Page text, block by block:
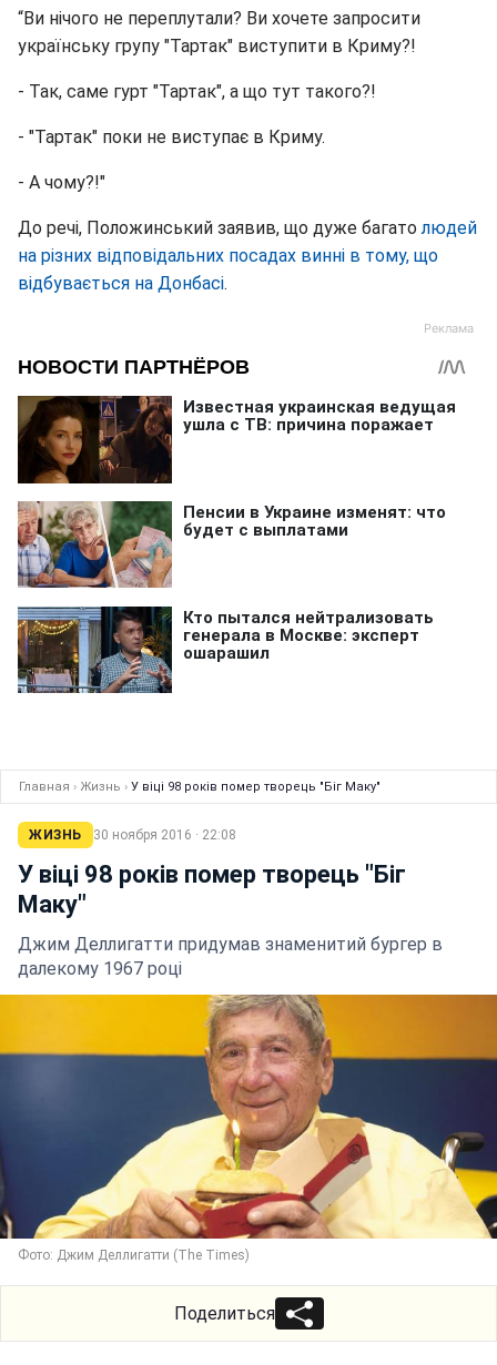
“Ви нічого не переплутали? Ви хочете запросити
українську групу "Тартак" виступити в Криму?!
- Так, саме гурт "Тартак", а що тут такого?!
- "Тартак" поки не виступає в Криму.
- А чому?!"
До речі, Положинський заявив, що дуже багатолюдей
на різних відповідальних посадах винні в тому, що
відбувається на Донбасі.
Главная › Жизнь › У віці 98 років помер творець "Біг Маку"
ЖИЗНЬ 30 ноября 2016 · 22:08
У віці 98 років помер творець "Біг
Маку"
Джим Деллигатти придумав знаменитий бургер в
далекому 1967 році
Фото: Джим Деллигатти (The Times)
Поделиться